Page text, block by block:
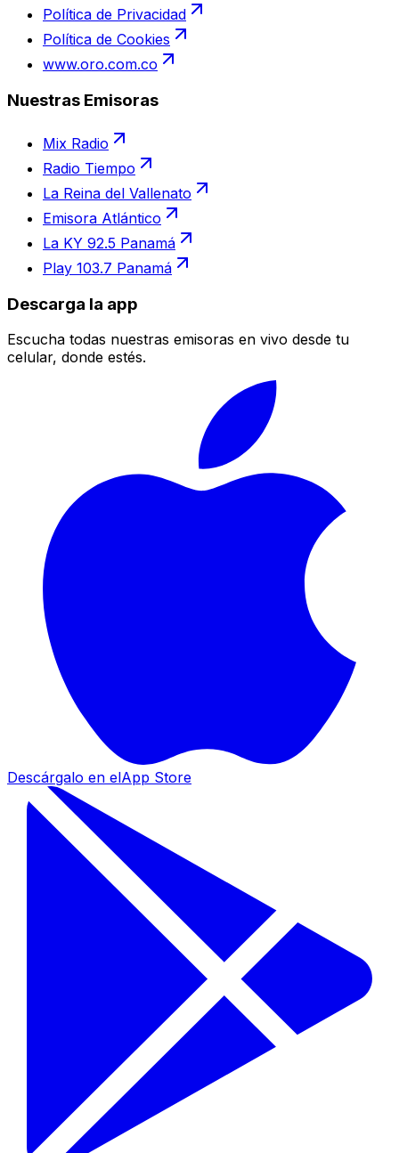
Política de Privacidad
Política de Cookies
www.oro.com.co
Nuestras Emisoras
Mix Radio
Radio Tiempo
La Reina del Vallenato
Emisora Atlántico
La KY 92.5 Panamá
Play 103.7 Panamá
Descarga la app
Escucha todas nuestras emisoras en vivo desde tu
celular, donde estés.
Descárgalo en elApp Store